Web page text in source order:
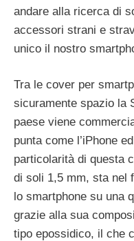
andare alla ricerca di
accessori strani e
unico il nostro
Tra le cover per
sicuramente spazio la
paese viene
punta come l’iPhone
particolarità di questa
di soli 1,5 mm, sta nel
lo smartphone su una
grazie alla sua
tipo epossidico, il che